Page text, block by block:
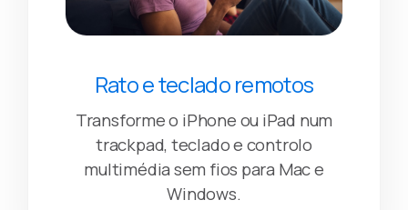
Rato e teclado remotos
Transforme o iPhone ou iPad num
trackpad, teclado e controlo
multimédia sem fios para Mac e
Windows.